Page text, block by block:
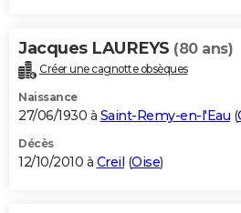
Jacques LAUREYS (80 ans)
Créer une cagnotte obsèques
Naissance
27/06/1930 à Saint-Remy-en-l'Eau (
Décès
12/10/2010 à Creil (Oise)